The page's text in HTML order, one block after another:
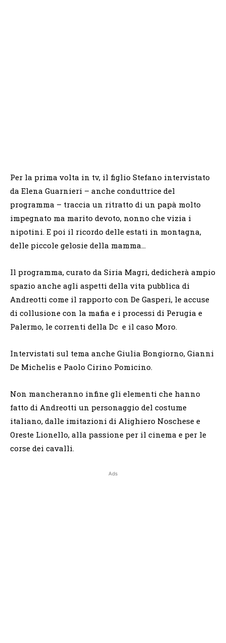
Per la prima volta in tv, il figlio Stefano intervistato
da Elena Guarnieri – anche conduttrice del
programma – traccia un ritratto di un papà molto
impegnato ma marito devoto, nonno che vizia i
nipotini. E poi il ricordo delle estati in montagna,
delle piccole gelosie della mamma…
Il programma, curato da Siria Magri, dedicherà ampio
spazio anche agli aspetti della vita pubblica di
Andreotti come il rapporto con De Gasperi, le accuse
di collusione con la mafia e i processi di Perugia e
Palermo, le correnti della Dc e il caso Moro.
Intervistati sul tema anche Giulia Bongiorno, Gianni
De Michelis e Paolo Cirino Pomicino.
Non mancheranno infine gli elementi che hanno
fatto di Andreotti un personaggio del costume
italiano, dalle imitazioni di Alighiero Noschese e
Oreste Lionello, alla passione per il cinema e per le
corse dei cavalli.
Ads